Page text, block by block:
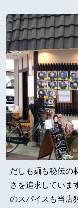
だしも麺も秘伝の
さを追求していま
のスパイスも当店